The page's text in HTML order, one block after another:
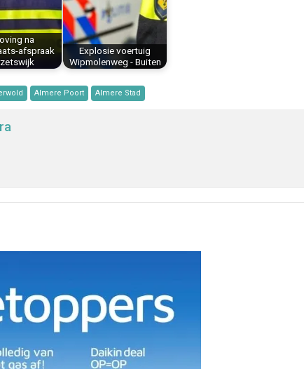
na
afspraak
Explosie voertuig
Wipmolenweg - Buiten
Almere Poort Almere Stad